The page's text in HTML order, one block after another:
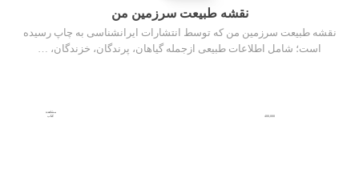
نقشه طبیعت سرزمین من
نقشه طبیعت سرزمین من که توسط انتشارات ایرانشناسی به چاپ رسیده
است؛ شامل اطلاعات طبیعی ازجمله گیاهان، پرندگان، خزندگان، …
400,000
مشاهده
کتاب